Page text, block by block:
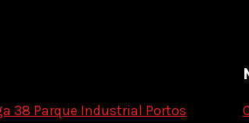
38 Parque Industrial Portos